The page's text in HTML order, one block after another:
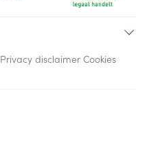
Privacy disclaimer Cookies